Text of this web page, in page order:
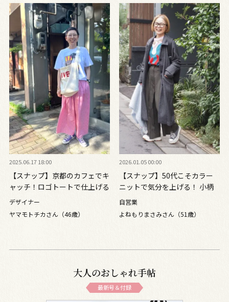
2025.06.17 18:00
【スナップ】京都のカフェでキ
ャッチ！ロゴトートで仕上げる
色遊びの達人
デザイナー
ヤマモトチカさん（46歳）
2026.01.05 00:00
【スナップ】50代こそカラー
ニットで気分を上げる！ 小柄
さんのスニーカー選びも必見
自営業
よねもりまさみさん（51歳）
大人のおしゃれ手帖
最新号＆付録